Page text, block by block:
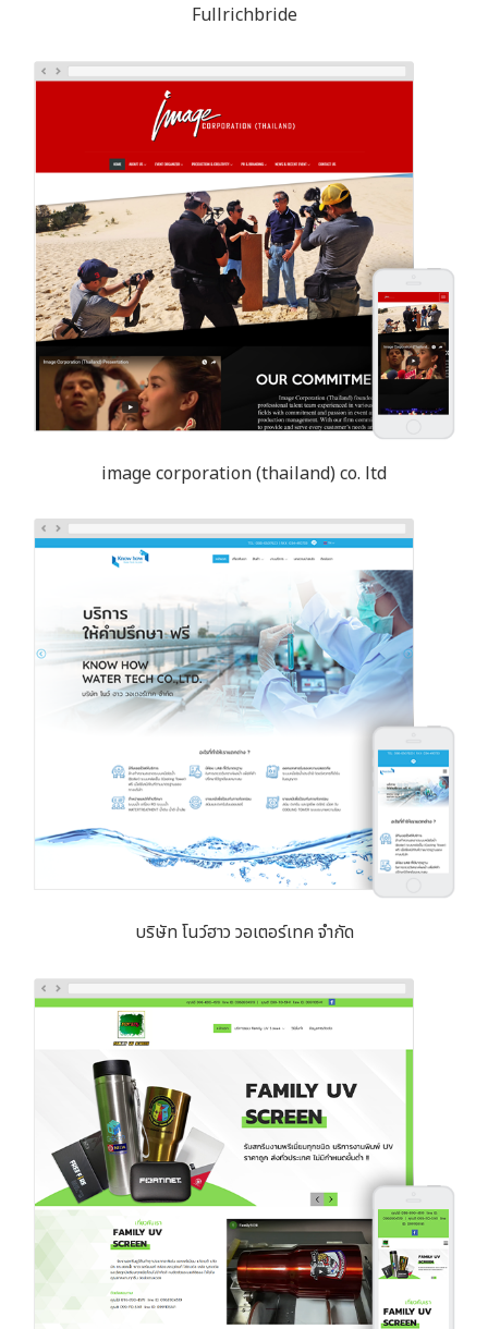
Fullrichbride
image corporation (thailand) co. ltd
บริษัท โนว์ฮาว วอเตอร์เทค จำกัด